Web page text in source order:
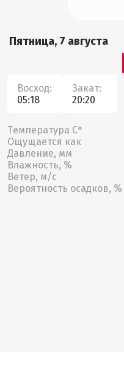
Пятница, 7 августа
Восход:
05:18
Закат:
20:20
Температура С°
Ощущается как
Давление, мм
Влажность, %
Ветер, м/с
Вероятность осадков, %